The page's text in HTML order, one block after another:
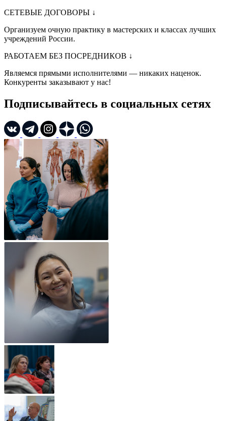
СЕТЕВЫЕ ДОГОВОРЫ ↓
Организуем очную практику в мастерских и классах лучших
учреждений России.
РАБОТАЕМ БЕЗ ПОСРЕДНИКОВ ↓
Являемся прямыми исполнителями — никаких наценок.
Конкуренты заказывают у нас!
Подписывайтесь в социальных сетях